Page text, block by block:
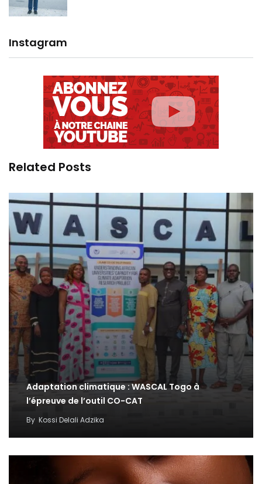
Instagram
Related Posts
Adaptation climatique : WASCAL Togo à
l’épreuve de l’outil CO-CAT
By Kossi Delali Adzika